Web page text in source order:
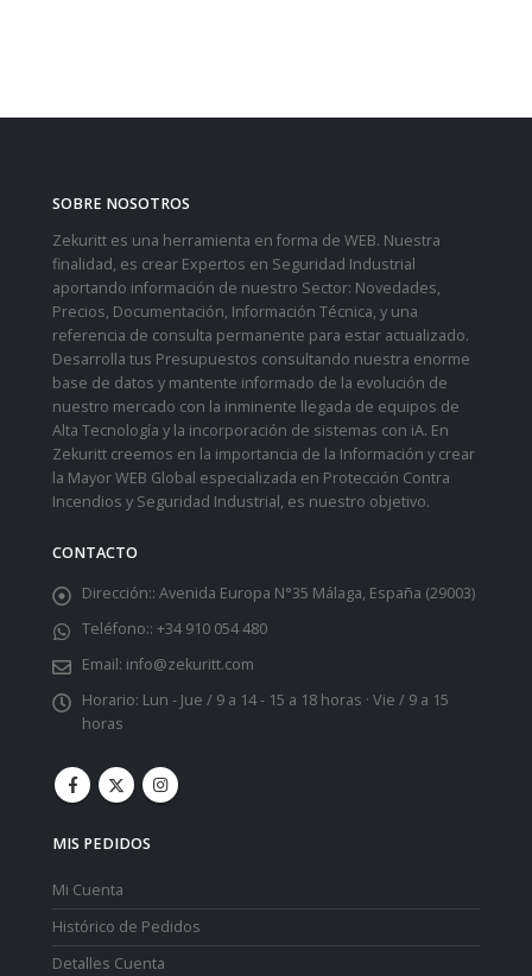
SOBRE NOSOTROS
Zekuritt es una herramienta en forma de WEB. Nuestra
finalidad, es crear Expertos en Seguridad Industrial
aportando información de nuestro Sector: Novedades,
Precios, Documentación, Información Técnica, y una
referencia de consulta permanente para estar actualizado.
Desarrolla tus Presupuestos consultando nuestra enorme
base de datos y mantente informado de la evolución de
nuestro mercado con la inminente llegada de equipos de
Alta Tecnología y la incorporación de sistemas con iA. En
Zekuritt creemos en la importancia de la Información y crear
la Mayor WEB Global especializada en Protección Contra
Incendios y Seguridad Industrial, es nuestro objetivo.
CONTACTO
Dirección:: Avenida Europa N°35 Málaga, España (29003)
Teléfono:: +34 910 054 480
Email: info@zekuritt.com
Horario: Lun - Jue / 9 a 14 - 15 a 18 horas · Vie / 9 a 15
horas
MIS PEDIDOS
Mi Cuenta
Histórico de Pedidos
Detalles Cuenta